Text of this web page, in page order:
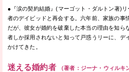
●『涙の契約結婚』(マーゴット・ダルトン著)
者のデイビッドと再会する。六年前、家族の事
だが、彼女が婚約を破棄した本当の理由を知ら
者しか採用されないと知って戸惑うリーに、デ
かけてきた。
迷える婚約者 （著者：ジーナ・ウィルキ